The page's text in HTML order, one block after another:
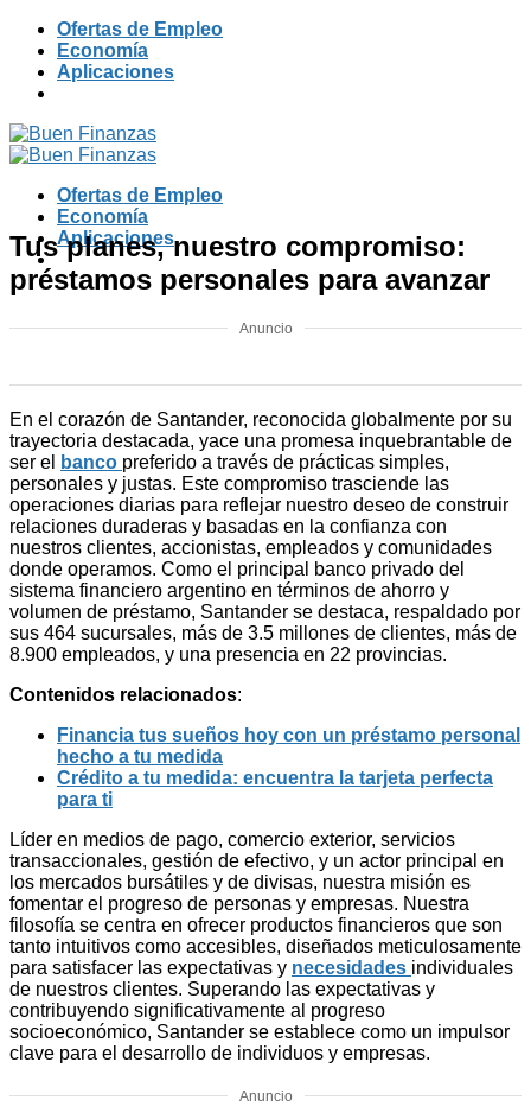
Skip
content
Ofertas de Empleo
Economía
Aplicaciones
Ofertas de Empleo
Economía
Aplicaciones
Tus planes, nuestro compromiso:
préstamos personales para avanzar
Anuncio
En el corazón de Santander, reconocida globalmente por su
trayectoria destacada, yace una promesa inquebrantable de
ser el
banco preferido a través de prácticas simples,
personales y justas. Este compromiso trasciende las
operaciones diarias para reflejar nuestro deseo de construir
relaciones duraderas y basadas en la confianza con
nuestros clientes, accionistas, empleados y comunidades
donde operamos. Como el principal banco privado del
sistema financiero argentino en términos de ahorro y
volumen de préstamo, Santander se destaca, respaldado por
sus 464 sucursales, más de 3.5 millones de clientes, más de
8.900 empleados, y una presencia en 22 provincias.
Contenidos relacionados:
Financia tus sueños hoy con un préstamo personal
hecho a tu medida
Crédito a tu medida: encuentra la tarjeta perfecta
para ti
Líder en medios de pago, comercio exterior, servicios
transaccionales, gestión de efectivo, y un actor principal en
los mercados bursátiles y de divisas, nuestra misión es
fomentar el progreso de personas y empresas. Nuestra
filosofía se centra en ofrecer productos financieros que son
tanto intuitivos como accesibles, diseñados meticulosamente
para satisfacer las expectativas y necesidades individuales
de nuestros clientes. Superando las expectativas y
contribuyendo significativamente al progreso
socioeconómico, Santander se establece como un impulsor
clave para el desarrollo de individuos y empresas.
Anuncio